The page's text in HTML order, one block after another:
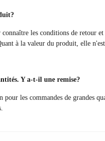
les conditions de retour
à la valeur du produit, elle
Y a-t-il une remise?
pour les commandes de grandes